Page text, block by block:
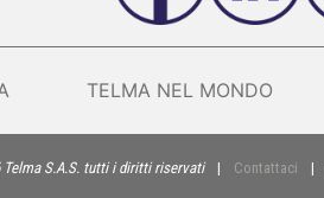
TELMA NEL MONDO
Telma S.A.S. tutti i diritti riservati | Contattaci |